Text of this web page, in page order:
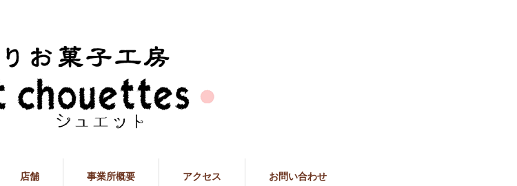
店舗 事業所概要 アクセス お問い合わせ